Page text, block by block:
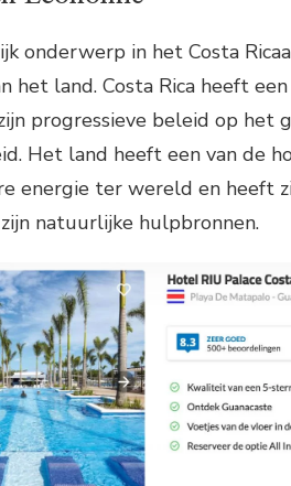
onderwerp in het Costa
het land. Costa Rica heeft
progressieve beleid op het
Het land heeft een van de
energie ter wereld en heeft
natuurlijke hulpbronnen.